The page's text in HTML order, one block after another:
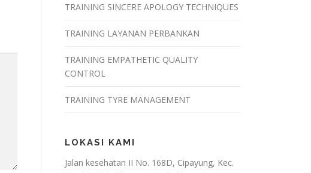
TRAINING SINCERE APOLOGY TECHNIQUES
TRAINING LAYANAN PERBANKAN
TRAINING EMPATHETIC QUALITY
CONTROL
TRAINING TYRE MANAGEMENT
LOKASI KAMI
Jalan kesehatan II No. 168D, Cipayung, Kec.